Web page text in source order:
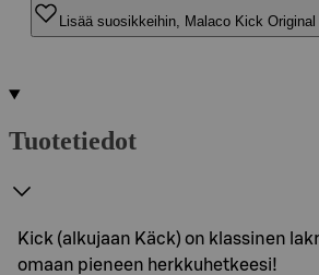
Lisää suosikkeihin, Malaco Kick
Tuotetiedot
Kick (alkujaan Käck) on klassinen
omaan pieneen herkkuhetkeesi!